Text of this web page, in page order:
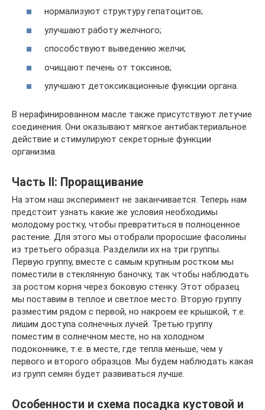
нормализуют структуру гепатоцитов;
улучшают работу желчного;
способствуют выведению желчи;
очищают печень от токсинов;
улучшают детоксикационные функции органа.
В нерафинированном масле также присутствуют летучие
соединения. Они оказывают мягкое антибактериальное
действие и стимулируют секреторные функции
организма.
Часть II: Проращивание
На этом наш эксперимент не заканчивается. Теперь нам
предстоит узнать какие же условия необходимы
молодому ростку, чтобы превратиться в полноценное
растение. Для этого мы отобрали проросшие фасолины
из третьего образца. Разделили их на три группы.
Первую группу, вместе с самым крупным ростком мы
поместили в стеклянную баночку, так чтобы наблюдать
за ростом корня через боковую стенку. Этот образец
мы поставим в теплое и светлое место. Вторую группу
разместим рядом с первой, но накроем ее крышкой, т.е.
лишим доступа солнечных лучей. Третью группу
поместим в солнечном месте, но на холодном
подоконнике, т.е. в месте, где тепла меньше, чем у
первого и второго образцов. Мы будем наблюдать какая
из групп семян будет развиваться лучше.
Особенности и схема посадка кустовой и